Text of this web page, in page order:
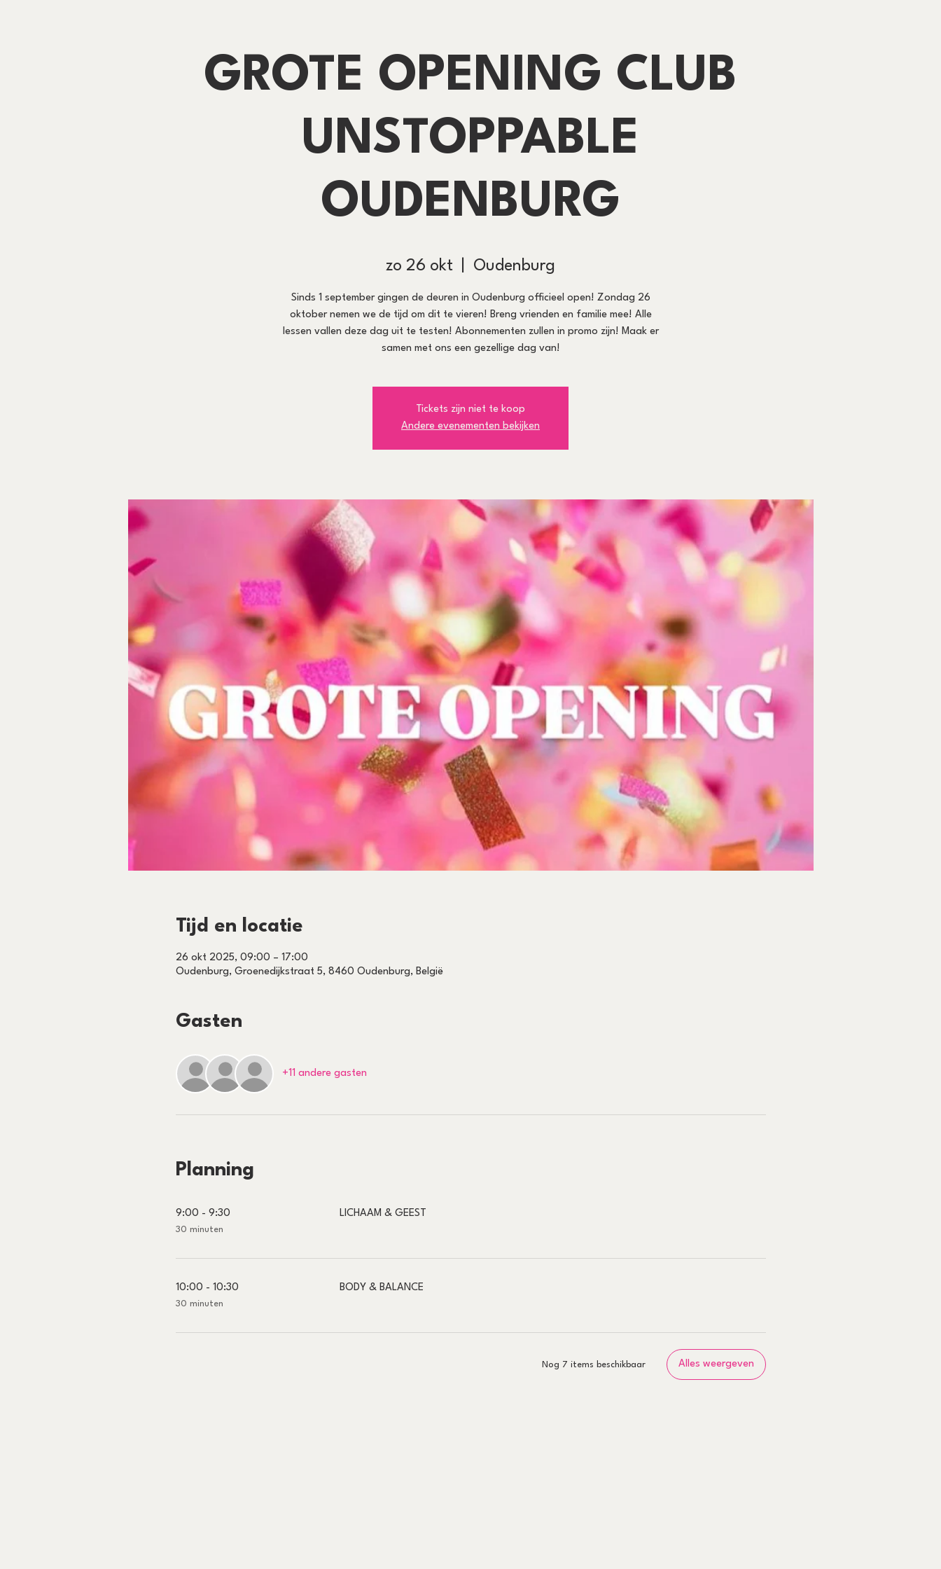
GROTE OPENING CLUB
UNSTOPPABLE
OUDENBURG
zo 26 okt Oudenburg
Sinds 1 september gingen de deuren in Oudenburg officieel open! Zondag 26
oktober nemen we de tijd om dit te vieren! Breng vrienden en familie mee! Alle
lessen vallen deze dag uit te testen! Abonnementen zullen in promo zijn! Maak er
samen met ons een gezellige dag van!
Tickets zijn niet te koop
Andere evenementen bekijken
Tijd en locatie
26 okt 2025, 09:00 – 17:00
Oudenburg, Groenedijkstraat 5, 8460 Oudenburg, België
Gasten
+11 andere gasten
Planning
9:00 - 9:30
30 minuten
LICHAAM & GEEST
10:00 - 10:30
30 minuten
BODY & BALANCE
Nog 7 items beschikbaar Alles weergeven